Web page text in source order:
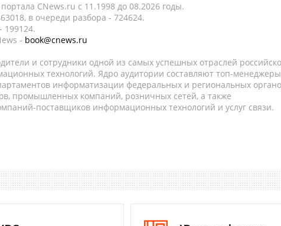
CNews.ru c 11.1998 до 08.2026 годы.
в очереди разбора - 724624.
199124.
- book@cnews.ru
и сотрудники одной из самых успешных отраслей
технологий. Ядро аудитории составляют топ-
информатизации федеральных и региональных
промышленных компаний, розничных сетей, а также
поставщиков информационных технологий и услуг связи.